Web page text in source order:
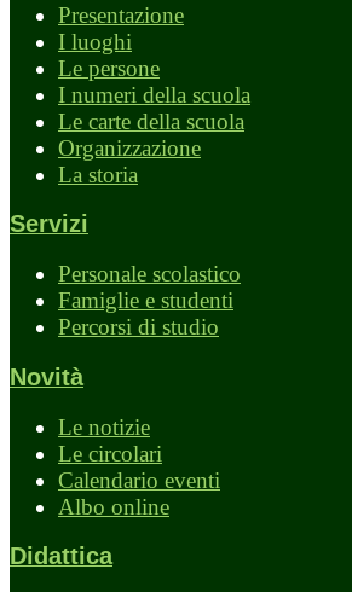
Presentazione
I luoghi
Le persone
I numeri della scuola
Le carte della scuola
Organizzazione
La storia
Servizi
Personale scolastico
Famiglie e studenti
Percorsi di studio
Novità
Le notizie
Le circolari
Calendario eventi
Albo online
Didattica